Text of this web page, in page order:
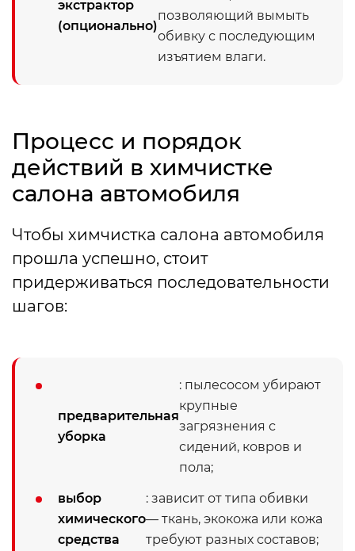
экстрактор
(опционально)
позволяющий вымыть
обивку с последующим
изъятием влаги.
Процесс и порядок
действий в химчистке
салона автомобиля
Чтобы химчистка салона автомобиля
прошла успешно, стоит
придерживаться последовательности
шагов:
предварительная
уборка
: пылесосом убирают
крупные
загрязнения с
сидений, ковров и
пола;
выбор
химического
средства
: зависит от типа обивки
— ткань, экокожа или кожа
требуют разных составов;